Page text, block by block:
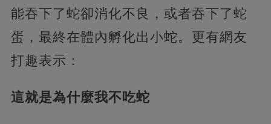
能吞下了蛇卻消化不良，或者吞下了蛇
蛋，最終在體內孵化出小蛇。更有網友
打趣表示：
這就是為什麼我不吃蛇